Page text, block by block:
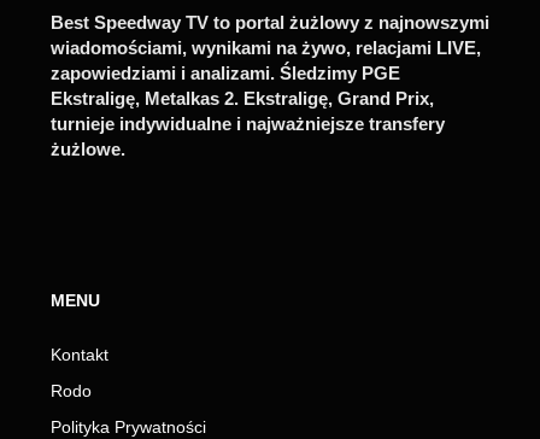
Best Speedway TV to portal żużlowy z najnowszymi
wiadomościami, wynikami na żywo, relacjami LIVE,
zapowiedziami i analizami. Śledzimy PGE
Ekstraligę, Metalkas 2. Ekstraligę, Grand Prix,
turnieje indywidualne i najważniejsze transfery
żużlowe.
MENU
Kontakt
Rodo
Polityka Prywatności